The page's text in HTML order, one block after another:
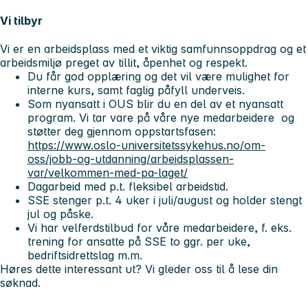
Vi tilbyr
Vi er en arbeidsplass med et viktig samfunnsoppdrag og et
arbeidsmiljø preget av tillit, åpenhet og respekt.
Du får god opplæring og det vil være mulighet for
interne kurs, samt faglig påfyll underveis.
Som nyansatt i OUS blir du en del av et nyansatt
program. Vi tar vare på våre nye medarbeidere og
støtter deg gjennom oppstartsfasen:
https://www.oslo-universitetssykehus.no/om-
oss/jobb-og-utdanning/arbeidsplassen-
var/velkommen-med-pa-laget/
Dagarbeid med p.t. fleksibel arbeidstid.
SSE stenger p.t. 4 uker i juli/august og holder stengt
jul og påske.
Vi har velferdstilbud for våre medarbeidere, f. eks.
trening for ansatte på SSE to ggr. per uke,
bedriftsidrettslag m.m.
Høres dette interessant ut? Vi gleder oss til å lese din
søknad.